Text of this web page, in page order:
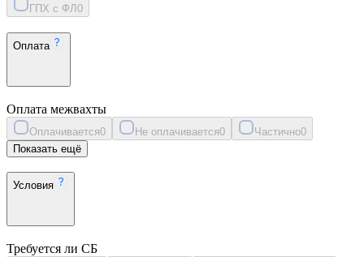
ГПХ с ФЛ 0
Оплата
Оплата межвахты
Оплачивается0 Не оплачивается0 Частично0
Показать ещё
Условия
Требуется ли СБ